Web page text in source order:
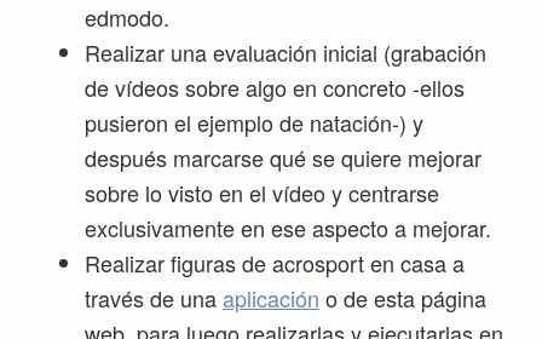
edmodo.
Realizar una evaluación inicial (grabación
de vídeos sobre algo en concreto -ellos
pusieron el ejemplo de natación-) y
después marcarse qué se quiere mejorar
sobre lo visto en el vídeo y centrarse
exclusivamente en ese aspecto a mejorar.
Realizar figuras de acrosport en casa a
través de unaaplicación o de esta página